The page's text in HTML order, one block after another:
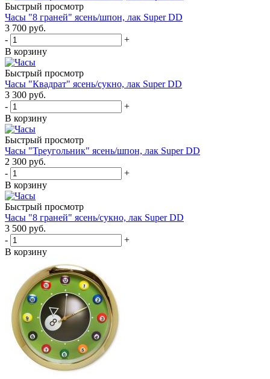
Быстрый просмотр
Часы "8 граней" ясень/шпон, лак Super DD
3 700 руб.
-
+
В корзину
Быстрый просмотр
Часы "Квадрат" ясень/сукно, лак Super DD
3 300 руб.
-
+
В корзину
Быстрый просмотр
Часы "Треугольник" ясень/шпон, лак Super DD
2 300 руб.
-
+
В корзину
Быстрый просмотр
Часы "8 граней" ясень/сукно, лак Super DD
3 500 руб.
-
+
В корзину